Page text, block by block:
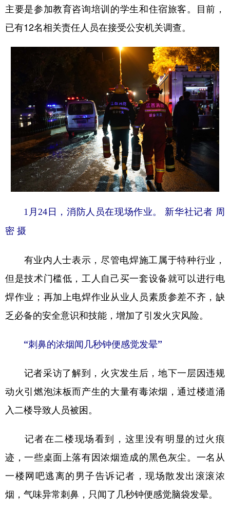
陕西 甘肃 青海 宁夏
多语种频道
Español Français عربى
Русский язык 日本語 한국어
Deutsch Português
主要是参加教育咨询培训的学生和住宿旅客。目前，
已有12名相关责任人员在接受公安机关调查。
1月24日，消防人员在现场作业。 新华社记者 周
密 摄
有业内人士表示，尽管电焊施工属于特种行业，
但是技术门槛低，工人自己买一套设备就可以进行电
焊作业；再加上电焊作业从业人员素质参差不齐，缺
乏必备的安全意识和技能，增加了引发火灾风险。
“刺鼻的浓烟闻几秒钟便感觉发晕”
记者采访了解到，火灾发生后，地下一层因违规
动火引燃泡沫板而产生的大量有毒浓烟，通过楼道涌
入二楼导致人员被困。
记者在二楼现场看到，这里没有明显的过火痕
迹，一些桌面上落有因浓烟造成的黑色灰尘。一名从
一楼网吧逃离的男子告诉记者，现场散发出滚滚浓
烟，气味异常刺鼻，只闻了几秒钟便感觉脑袋发晕。